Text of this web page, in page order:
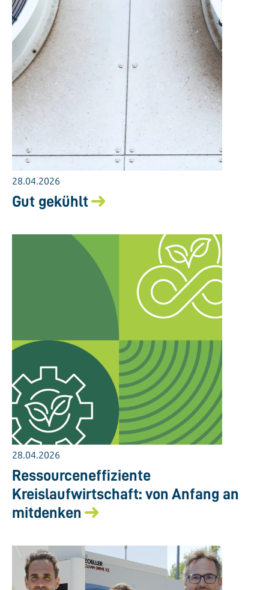
28.04.2026
Gut gekühlt
28.04.2026
Ressourceneffiziente
Kreislaufwirtschaft: von Anfang an
mitdenken